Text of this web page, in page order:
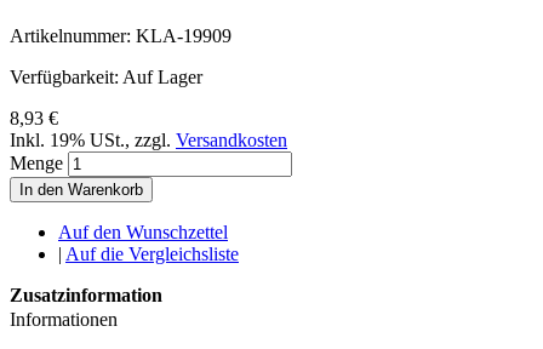
Artikelnummer: KLA-19909
Verfügbarkeit: Auf Lager
8,93 €
Inkl. 19% USt., zzgl. Versandkosten
Menge
In den Warenkorb
Auf den Wunschzettel
| Auf die Vergleichsliste
Zusatzinformation
Informationen